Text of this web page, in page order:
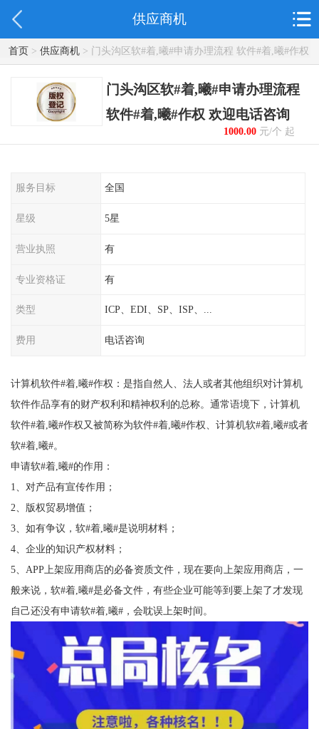
供应商机
首页> 供应商机> 门头沟区软#着,曦#申请办理流程 软件#着,曦#作权
欢迎电话咨询
门头沟区软#着,曦#申请办理流程
软件#着,曦#作权 欢迎电话咨询
1000.00元/个 起
服务目标 全国
星级 5星
营业执照 有
专业资格证 有
类型 ICP、EDI、SP、ISP、...
费用 电话咨询
计算机软件#着,曦#作权：是指自然人、法人或者其他组织对计算机
软件作品享有的财产权利和精神权利的总称。通常语境下，计算机
软件#着,曦#作权又被简称为软件#着,曦#作权、计算机软#着,曦#或者
软#着,曦#。
申请软#着,曦#的作用：
1、对产品有宣传作用；
2、版权贸易增值；
3、如有争议，软#着,曦#是说明材料；
4、企业的知识产权材料；
5、APP上架应用商店的必备资质文件，现在要向上架应用商店，一
般来说，软#着,曦#是必备文件，有些企业可能等到要上架了才发现
自己还没有申请软#着,曦#，会耽误上架时间。